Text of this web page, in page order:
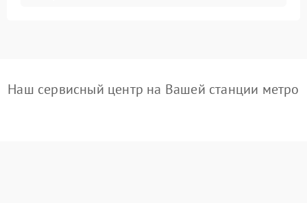
Наш сервисный центр на Вашей станции метро